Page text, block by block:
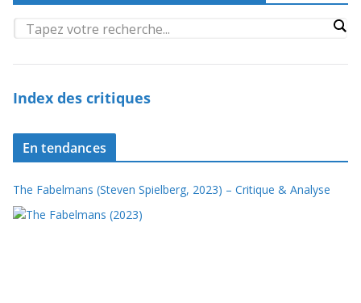
Index des critiques
En tendances
The Fabelmans (Steven Spielberg, 2023) – Critique & Analyse